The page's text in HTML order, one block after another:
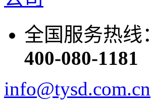
全国服务热线：
400-080-1181
info@tysd.com.cn